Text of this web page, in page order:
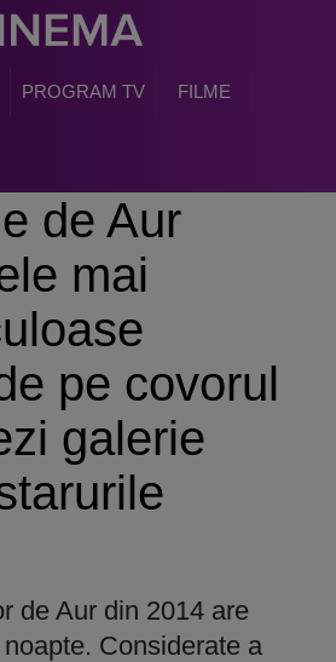
PROGRAM TV FILME
de Aur
mai
pe covorul
galerie
de Aur din 2014 are
Considerate a